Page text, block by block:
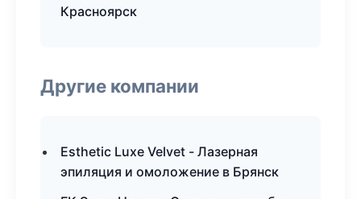
Красноярск
Другие компании
Esthetic Luxe Velvet - Лазерная
эпиляция и омоложение в Брянск